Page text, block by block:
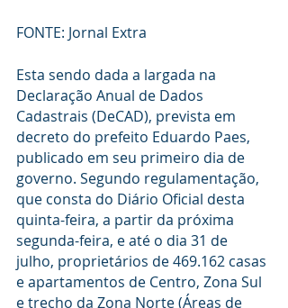
FONTE: Jornal Extra
Esta sendo dada a largada na
Declaração Anual de Dados
Cadastrais (DeCAD), prevista em
decreto do prefeito Eduardo Paes,
publicado em seu primeiro dia de
governo. Segundo regulamentação,
que consta do Diário Oficial desta
quinta-feira, a partir da próxima
segunda-feira, e até o dia 31 de
julho, proprietários de 469.162 casas
e apartamentos de Centro, Zona Sul
e trecho da Zona Norte (Áreas de